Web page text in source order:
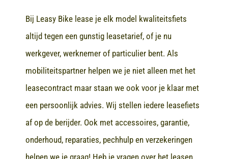
Bij Leasy Bike lease je elk model kwaliteitsfiets
altijd tegen een gunstig leasetarief, of je nu
werkgever, werknemer of particulier bent. Als
mobiliteitspartner helpen we je niet alleen met het
leasecontract maar staan we ook voor je klaar met
een persoonlijk advies. Wij stellen iedere leasefiets
af op de berijder. Ook met accessoires, garantie,
onderhoud, reparaties, pechhulp en verzekeringen